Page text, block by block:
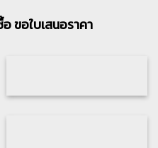
ขอใบเสนอราคา